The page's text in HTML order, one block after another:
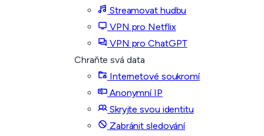
Streamovat hudbu
VPN pro Netflix
VPN pro ChatGPT
Chraňte svá data
Internetové soukromí
Anonymní IP
Skryjte svou identitu
Zabránit sledování